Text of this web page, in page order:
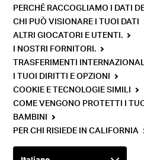
PERCHÉ RACCOGLIAMO I DATI
CHI PUÒ VISIONARE I TUOI DATI
ALTRI GIOCATORI E UTENTI.
I NOSTRI FORNITORI.
TRASFERIMENTI
I TUOI DIRITTI E OPZIONI
COOKIE E TECNOLOGIE SIMILI
COME VENGONO PROTETTI I
BAMBINI
PER CHI RISIEDE IN CALIFORNIA